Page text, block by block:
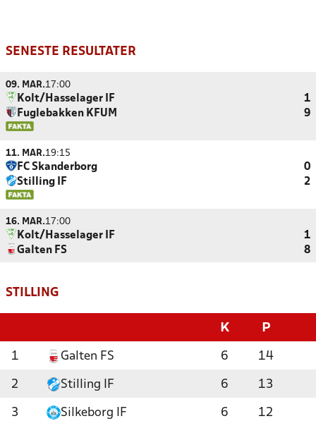
SENESTE RESULTATER
09. MAR.17:00
Kolt/Hasselager IF
1
Fuglebakken KFUM
9
11. MAR.19:15
FC Skanderborg
0
Stilling IF
2
16. MAR.17:00
Kolt/Hasselager IF
1
Galten FS
8
STILLING
K P
1 Galten FS 6 14
2 Stilling IF 6 13
3 Silkeborg IF 6 12